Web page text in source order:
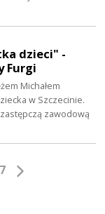
dzieci" -
Furgi
Michałem
w Szczecinie.
zawodową
7